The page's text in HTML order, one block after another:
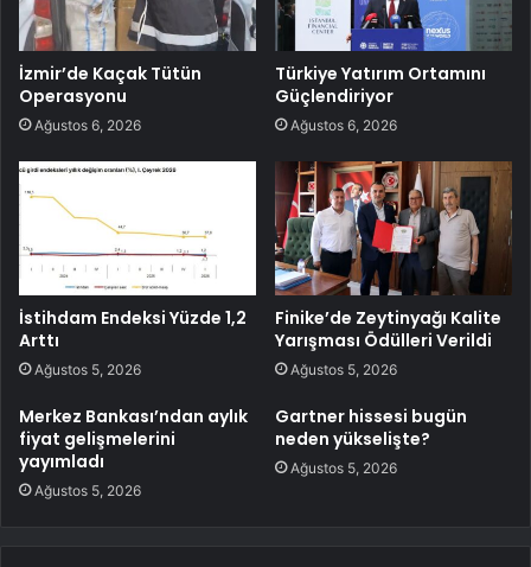
İzmir’de Kaçak Tütün
Operasyonu
Ağustos 6, 2026
Türkiye Yatırım Ortamını
Güçlendiriyor
Ağustos 6, 2026
İstihdam Endeksi Yüzde 1,2
Arttı
Ağustos 5, 2026
Finike’de Zeytinyağı Kalite
Yarışması Ödülleri Verildi
Ağustos 5, 2026
Merkez Bankası’ndan aylık
fiyat gelişmelerini
yayımladı
Ağustos 5, 2026
Gartner hissesi bugün
neden yükselişte?
Ağustos 5, 2026